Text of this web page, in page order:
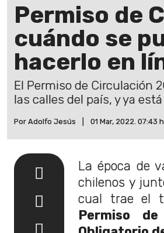
Permiso de
cuándo se
hacerlo en
El Permiso de Circulación
las calles del país, y ya
Por Adolfo Jesús 01 Mar, 2022. 07:43
La época de
chilenos y
cual trae el
Permiso